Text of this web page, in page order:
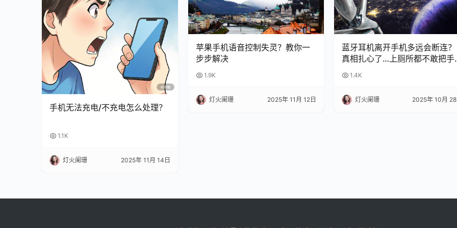
手机无法充电/不充电怎么处理？
1.1K
灯火阑珊 2025年 11月 14日
苹果手机语音控制失灵？教你一
步步解决
1.9K
灯火阑珊 2025年 11月 12日
蓝牙耳机离开手机多远会断连？
真相扎心了…上厕所都不敢把手
1.4K
灯火阑珊 2025年 10月